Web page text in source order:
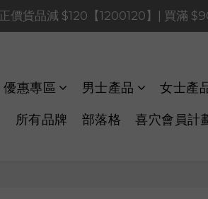
價貨品減 $120【1200120】| 買滿
價貨品減 $120【1200120】| 買滿
正價貨品減 $40【60040】| 買滿
Payments FPS將於 2026 年
價貨品減 $120【1200120】| 買滿
優惠專區 男士產品 女士產
所有品牌 部落格 喜穴會員計